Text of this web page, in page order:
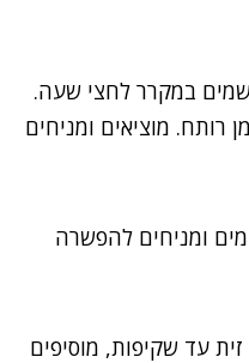
במקרר לחצי שעה.
רותח. מוציאים ומניחים
ומניחים להפשרה
עד שקיפות, מוסיפים